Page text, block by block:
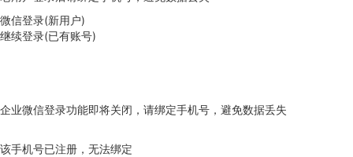
微信登录(新用户)
继续登录(已有账号)
企业微信登录功能即将关闭，请绑定手机号，避免数据丢失
该手机号已注册，无法绑定